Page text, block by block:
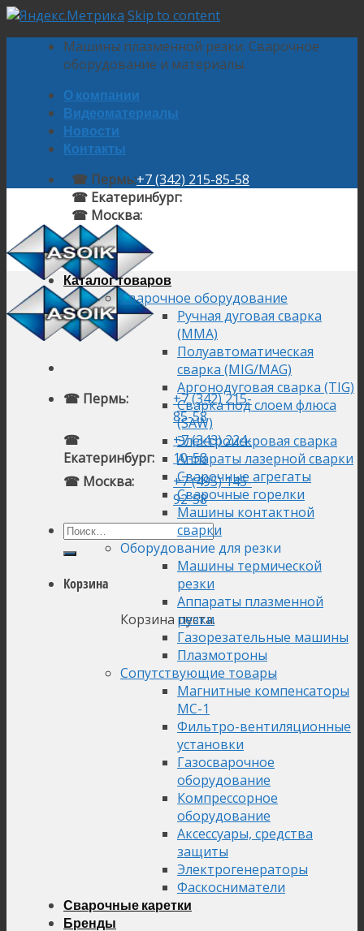
Skip to content
Машины плазменной резки. Сварочное
оборудование и материалы.
О компании
Видеоматериалы
Новости
Контакты
☎ Пермь:+7 (342) 215-85-58
☎ Екатеринбург:
☎ Москва:
☎ Пермь:
+7 (342) 215-
85-58
☎
Екатеринбург:
+7 (343) 224-
10-58
☎ Москва:
+7 (495) 145-
92-58
Корзина
Корзина пуста.
Каталог товаров
Сварочное оборудование
Ручная дуговая сварка
(MMA)
Полуавтоматическая
сварка (MIG/MAG)
Аргонодуговая сварка (TIG)
Сварка под слоем флюса
(SAW)
Электроискровая сварка
Аппараты лазерной сварки
Сварочные агрегаты
Сварочные горелки
Машины контактной
сварки
Оборудование для резки
Машины термической
резки
Аппараты плазменной
резки
Газорезательные машины
Плазмотроны
Сопутствующие товары
Магнитные компенсаторы
МС-1
Фильтро-вентиляционные
установки
Газосварочное
оборудование
Компрессорное
оборудование
Аксессуары, средства
защиты
Электрогенераторы
Фаскосниматели
Сварочные каретки
Бренды